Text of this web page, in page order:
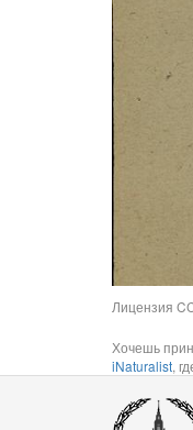
Лицензия
Хочешь
iNaturalist,